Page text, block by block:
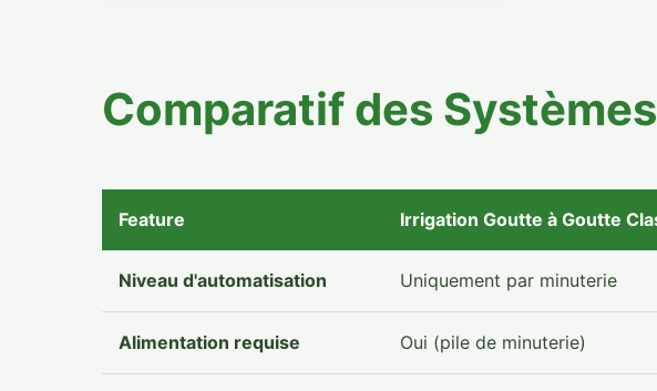
Comparatif des
Feature Irrigation Goutte à Goutte
Niveau d'automatisation Uniquement par minuterie
Alimentation requise Oui (pile de minuterie)